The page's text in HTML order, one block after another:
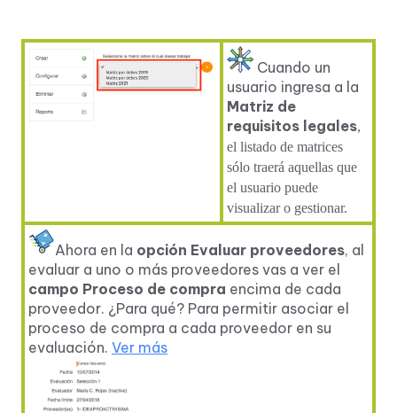
Cuando un
usuario ingresa a la
Matriz de
requisitos legales,
el listado de matrices
sólo traerá aquellas que
el usuario puede
visualizar o gestionar.
Ahora en la opción Evaluar proveedores, al
evaluar a uno o más proveedores vas a ver el
campo Proceso de compra encima de cada
proveedor. ¿Para qué? Para permitir asociar el
proceso de compra a cada proveedor en su
evaluación. Ver más